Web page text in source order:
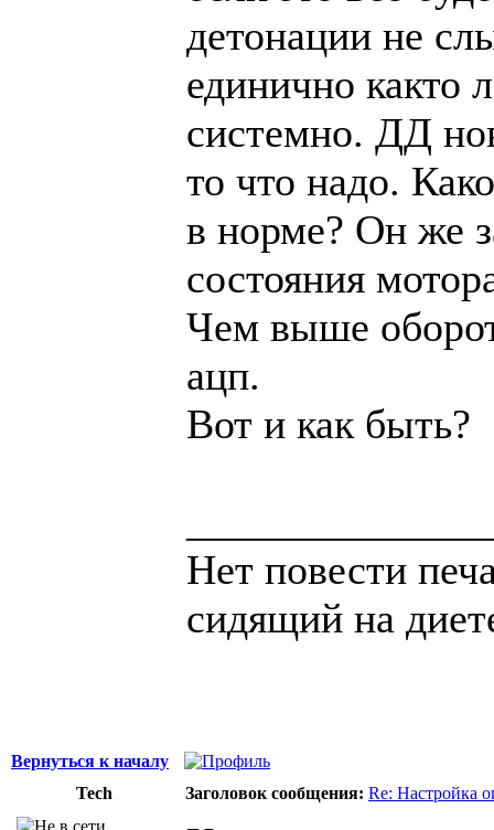
детонации не
единично както
системно. ДД
то что надо.
в норме? Он же
состояния
Чем выше
ацп.
Вот и как быть?
Нет повести
сидящий на
Вернуться к началу
Tech
Заголовок сообщения: Re: Настройка